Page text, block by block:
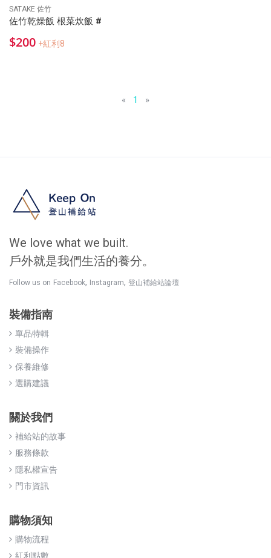
SATAKE 佐竹
佐竹乾燥飯 根菜炊飯 #
$200 +紅利8
« 1 »
We love what we built.
戶外就是我們生活的養分。
Follow us on Facebook, Instagram, 登山補給站論壇
裝備指南
單品特輯
裝備操作
保養維修
選購建議
關於我們
補給站的故事
服務條款
隱私權宣告
門市資訊
購物須知
購物流程
紅利點數